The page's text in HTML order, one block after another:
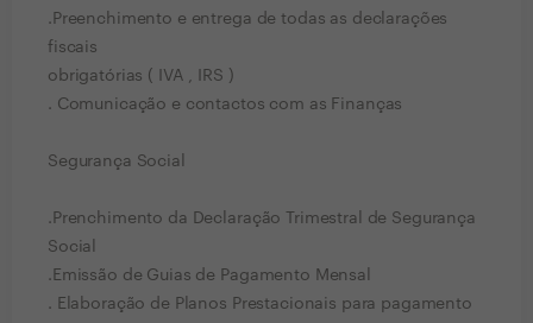
.Preenchimento e entrega de todas as declarações
fiscais
obrigatórias ( IVA , IRS )
. Comunicação e contactos com as Finanças
Segurança Social
.Prenchimento da Declaração Trimestral de Segurança
Social
.Emissão de Guias de Pagamento Mensal
. Elaboração de Planos Prestacionais para pagamento